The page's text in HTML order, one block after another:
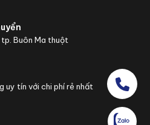
Buôn Ma thuột
uy tín với chi phí rẻ nhất